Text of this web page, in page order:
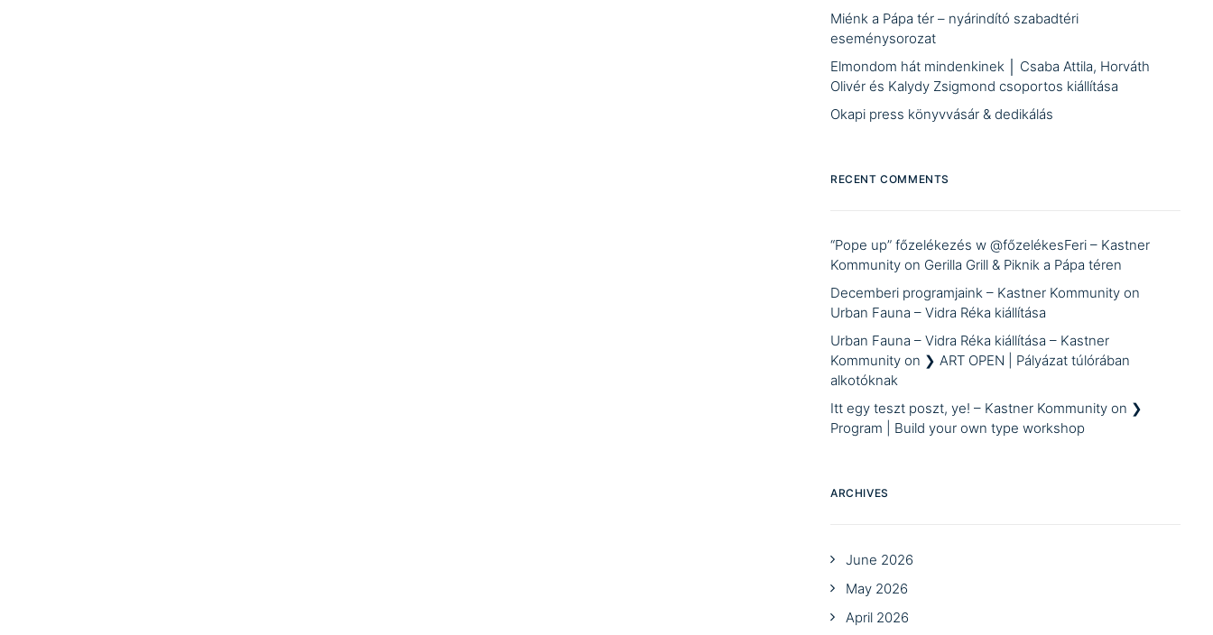
Miénk a Pápa tér – nyárindító szabadtéri
eseménysorozat
Elmondom hát mindenkinek │ Csaba Attila, Horváth
Olivér és Kalydy Zsigmond csoportos kiállítása
Okapi press könyvvásár & dedikálás
RECENT COMMENTS
“Pope up” főzelékezés w @főzelékesFeri – Kastner
Kommunity on Gerilla Grill & Piknik a Pápa téren
Decemberi programjaink – Kastner Kommunity on
Urban Fauna – Vidra Réka kiállítása
Urban Fauna – Vidra Réka kiállítása – Kastner
Kommunity on ❯ ART OPEN | Pályázat túlórában
alkotóknak
Itt egy teszt poszt, ye! – Kastner Kommunity on ❯
Program | Build your own type workshop
ARCHIVES
June 2026
May 2026
April 2026